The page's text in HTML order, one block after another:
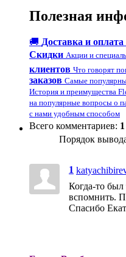
Полезная
🚚 Доставка и оплата
Скидки Акции и
клиентов Что говорят
заказов Самые
История и преимущества
на популярные вопросы о
с нами удобным способом
Всего комментариев: 1
Порядок
1
Когда-то был
вспомнить.
Спасибо